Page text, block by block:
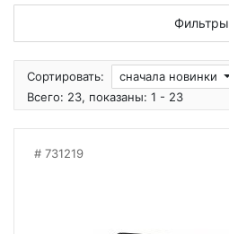
Фильтры
Сортировать:
сначала новинки
Всего: 23, показаны: 1 - 23
731219